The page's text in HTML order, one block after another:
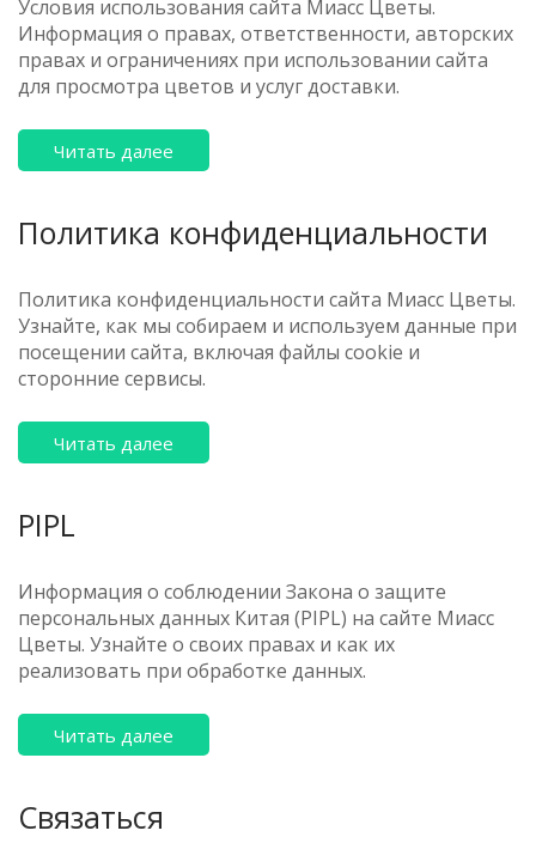
Условия использования сайта Миасс Цветы.
Информация о правах, ответственности, авторских
правах и ограничениях при использовании сайта
для просмотра цветов и услуг доставки.
Читать далее
Политика конфиденциальности
Политика конфиденциальности сайта Миасс Цветы.
Узнайте, как мы собираем и используем данные при
посещении сайта, включая файлы cookie и
сторонние сервисы.
Читать далее
PIPL
Информация о соблюдении Закона о защите
персональных данных Китая (PIPL) на сайте Миасс
Цветы. Узнайте о своих правах и как их
реализовать при обработке данных.
Читать далее
Связаться